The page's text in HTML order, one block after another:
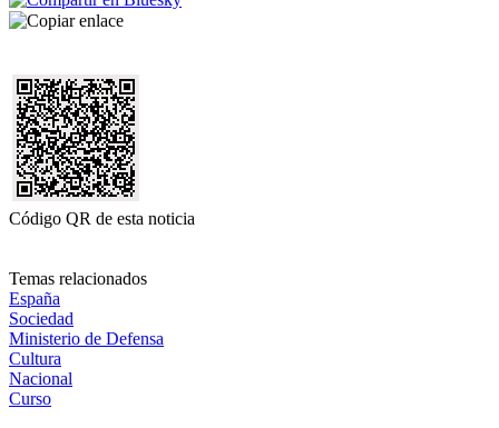
Código QR de esta noticia
Temas relacionados
España
Sociedad
Ministerio de Defensa
Cultura
Nacional
Curso